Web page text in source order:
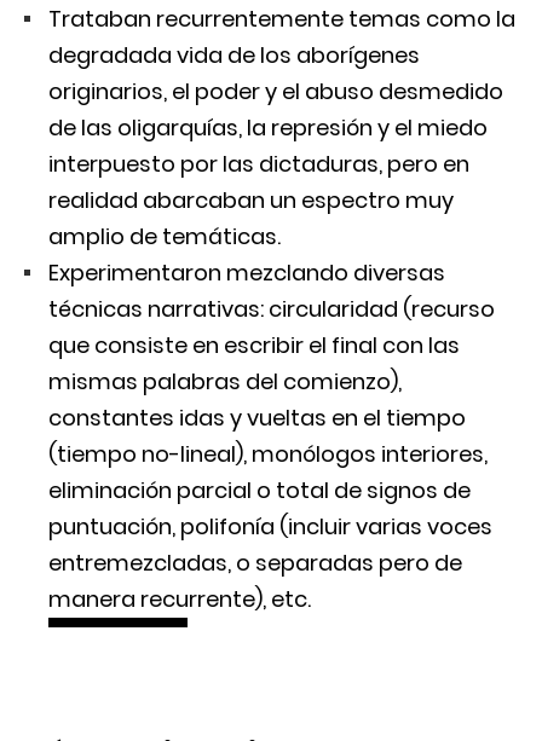
Trataban recurrentemente temas como la
degradada vida de los aborígenes
originarios, el poder y el abuso desmedido
de las oligarquías, la represión y el miedo
interpuesto por las dictaduras, pero en
realidad abarcaban un espectro muy
amplio de temáticas.
Experimentaron mezclando diversas
técnicas narrativas: circularidad (recurso
que consiste en escribir el final con las
mismas palabras del comienzo),
constantes idas y vueltas en el tiempo
(tiempo no-lineal), monólogos interiores,
eliminación parcial o total de signos de
puntuación, polifonía (incluir varias voces
entremezcladas, o separadas pero de
manera recurrente), etc.